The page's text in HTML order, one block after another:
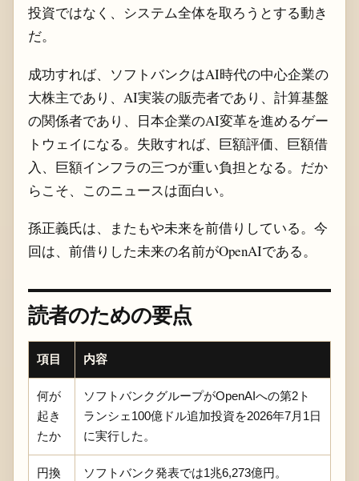
投資ではなく、システム全体を取ろうとする動き
だ。
成功すれば、ソフトバンクはAI時代の中心企業の
大株主であり、AI実装の販売者であり、計算基盤
の関係者であり、日本企業のAI変革を進めるゲー
トウェイになる。失敗すれば、巨額評価、巨額借
入、巨額インフラの三つが重い負担となる。だか
らこそ、このニュースは面白い。
孫正義氏は、またもや未来を前借りしている。今
回は、前借りした未来の名前がOpenAIである。
読者のための要点
項目 内容
何が
起き
たか
ソフトバンクグループがOpenAIへの第2ト
ランシェ100億ドル追加投資を2026年7月1日
に実行した。
円換
ソフトバンク発表では1兆6,273億円。